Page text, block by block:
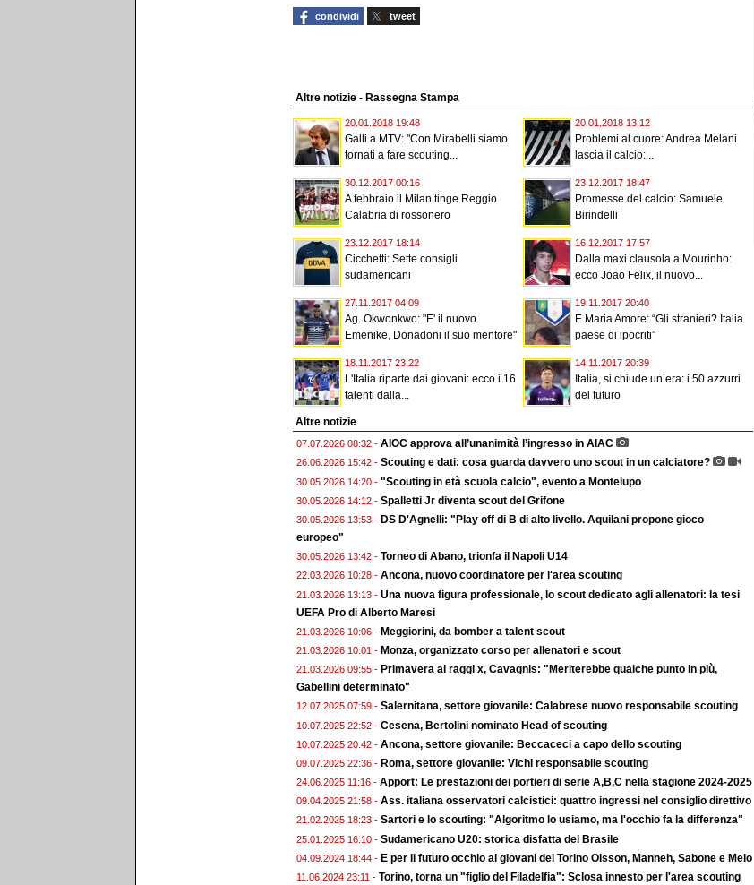
condividi tweet
Altre notizie - Rassegna Stampa
20.01.2018 19:48
Galli a MTV: "Con Mirabelli siamo
tornati a fare scouting...
20.01.2018 13:12
Problemi al cuore: Andrea Melani
lascia il calcio:...
30.12.2017 00:16
A febbraio il Milan tinge Reggio
Calabria di rossonero
23.12.2017 18:47
Promesse del calcio: Samuele
Birindelli
23.12.2017 18:14
Cicchetti: Sette consigli
sudamericani
16.12.2017 17:57
Dalla maxi clausola a Mourinho:
ecco Joao Felix, il nuovo...
27.11.2017 04:09
Ag. Okwonkwo: "E' il nuovo
Emenike, Donadoni il suo mentore"
19.11.2017 20:40
E.Maria Amore: “Gli stranieri? Italia
paese di ipocriti”
18.11.2017 23:22
L'Italia riparte dai giovani: ecco i 16
talenti dalla...
14.11.2017 20:39
Italia, si chiude un’era: i 50 azzurri
del futuro
Altre notizie
07.07.2026 08:32 - AIOC approva all’unanimità l’ingresso in AIAC
26.06.2026 15:42 - Scouting e dati: cosa guarda davvero uno scout in un calciatore?
30.05.2026 14:20 - "Scouting in età scuola calcio", evento a Montelupo
30.05.2026 14:12 - Spalletti Jr diventa scout del Grifone
30.05.2026 13:53 - DS D'Agnelli: "Play off di B di alto livello. Aquilani propone gioco
europeo"
30.05.2026 13:42 - Torneo di Abano, trionfa il Napoli U14
22.03.2026 10:28 - Ancona, nuovo coordinatore per l'area scouting
21.03.2026 13:13 - Una nuova figura professionale, lo scout dedicato agli allenatori: la tesi
UEFA Pro di Alberto Maresi
21.03.2026 10:06 - Meggiorini, da bomber a talent scout
21.03.2026 10:01 - Monza, organizzato corso per allenatori e scout
21.03.2026 09:55 - Primavera ai raggi x, Cavagnis: "Meriterebbe qualche punto in più,
Gabellini determinato"
12.07.2025 07:59 - Salernitana, settore giovanile: Calabrese nuovo responsabile scouting
10.07.2025 22:52 - Cesena, Bertolini nominato Head of scouting
10.07.2025 20:42 - Ancona, settore giovanile: Beccaceci a capo dello scouting
09.07.2025 22:36 - Roma, settore giovanile: Vichi responsabile scouting
24.06.2025 11:16 - Apport: Le prestazioni dei portieri di serie A,B,C nella stagione 2024-2025
09.04.2025 21:58 - Ass. italiana osservatori calcistici: quattro ingressi nel consiglio direttivo
21.02.2025 18:23 - Sartori e lo scouting: "Algoritmo lo usiamo, ma l'occhio fa la differenza"
25.01.2025 16:10 - Sudamericano U20: storica disfatta del Brasile
04.09.2024 18:44 - E per il futuro occhio ai giovani del Torino Olsson, Manneh, Sabone e Melo
11.06.2024 23:11 - Torino, torna un "figlio del Filadelfia": Sclosa innesto per l'area scouting